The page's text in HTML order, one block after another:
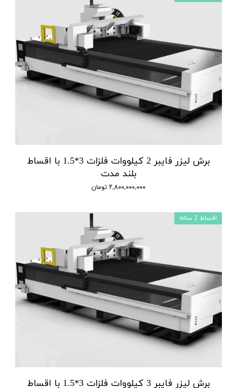
برش لیزر فایبر 2 کیلووات فلزات 3*1.5 با اقساط
بلند مدت
۲,۸۰۰,۰۰۰,۰۰۰ تومان
برش لیزر فایبر 3 کیلووات فلزات 3*1.5 با اقساط
اقساط 2 ساله